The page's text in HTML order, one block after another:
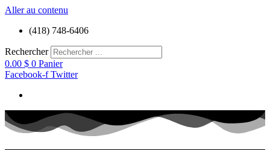
Aller au contenu
(418) 748-6406
Rechercher
0.00 $ 0 Panier
Facebook-f Twitter